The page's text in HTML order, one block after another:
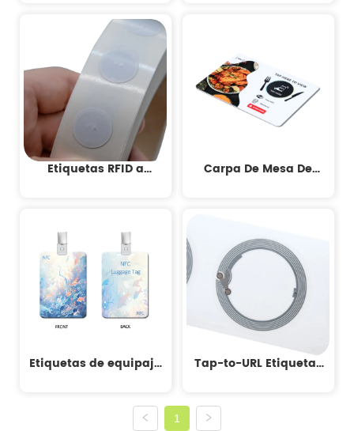
Etiquetas RFID a
Carpa De Mesa De
Etiquetas de equipaje
Tap-to-URL Etiquetas
1